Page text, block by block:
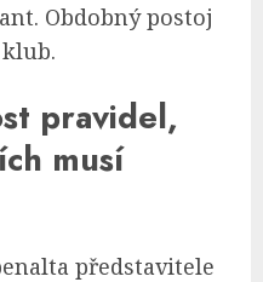
Obdobný postoj
pravidel,
musí
představitele